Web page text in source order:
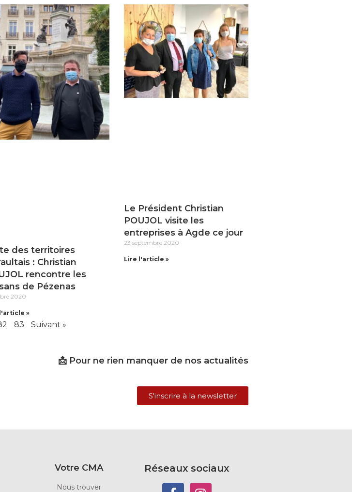
des territoires
: Christian
rencontre les
de Pézenas
2020
»
Le Président Christian
POUJOL visite les
entreprises à Agde ce jour
23 septembre 2020
Lire l'article »
83 Suivant »
📩 Pour ne rien manquer de nos actualités
S'inscrire à la newsletter
Votre CMA
Nous trouver
Réseaux sociaux